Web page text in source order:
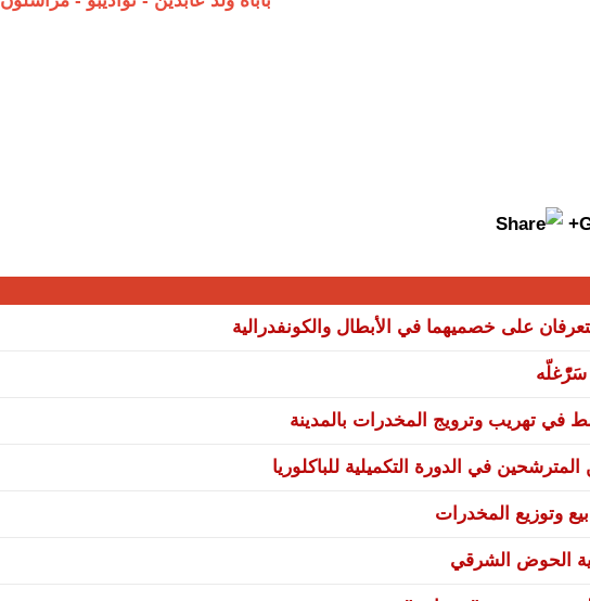
على خصميهما في الأبطال والكونفدرالية
في تهريب وترويج المخدرات بالمدينة
في الدورة التكميلية للباكلوريا
وتوزيع المخدرات
الحوض الشرقي